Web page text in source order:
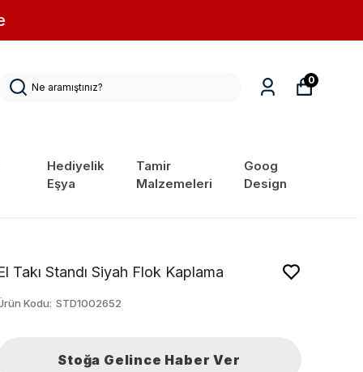
Hediyelik
Eşya
Tamir
Malzemeleri
Goog
Design
0
Takı Standı Siyah Flok Kaplama
Kodu: STD1002652
Stoğa Gelince Haber Ver